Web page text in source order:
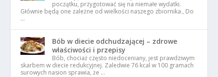
początku, przygotować się na niemałe wydatki.
Głównie będą one zależne od wielkości naszego zbiornika., Do
…
Bób w diecie odchudzającej – zdrowe
właściwości i przepisy
Bób, chociaż często niedoceniany, jest prawdziwym
skarbem w diecie redukcyjnej. Zaledwie 76 kcal w 100 gramach
surowych nasion sprawia, że …